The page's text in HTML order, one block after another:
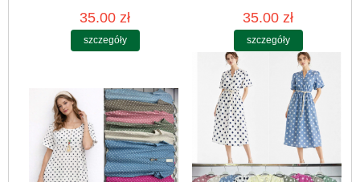
35.00 zł
szczegóły
35.00 zł
szczegóły